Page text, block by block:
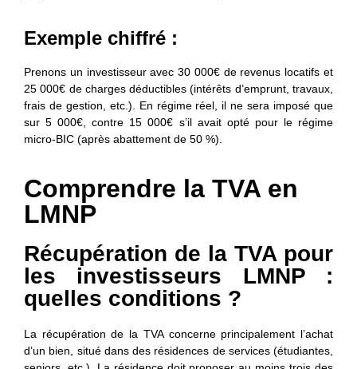
Exemple chiffré :
Prenons un investisseur avec 30 000€ de revenus locatifs et
25 000€ de charges déductibles (intérêts d’emprunt, travaux,
frais de gestion, etc.). En régime réel, il ne sera imposé que
sur 5 000€, contre 15 000€ s’il avait opté pour le régime
micro-BIC (après abattement de 50 %).
Comprendre la TVA en
LMNP
Récupération de la TVA pour
les investisseurs LMNP :
quelles conditions ?
La récupération de la TVA concerne principalement l’achat
d’un bien, situé dans des résidences de services (étudiantes,